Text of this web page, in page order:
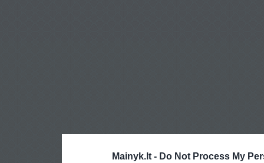
Mainyk.lt - Do Not Process My